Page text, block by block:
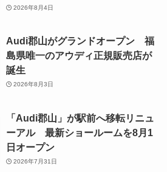
2026年8月4日
Audi郡山がグランドオープン 福
島県唯一のアウディ正規販売店が
誕生
2026年8月3日
「Audi郡山」が駅前へ移転リニュ
ーアル 最新ショールームを8月1
日オープン
2026年7月31日